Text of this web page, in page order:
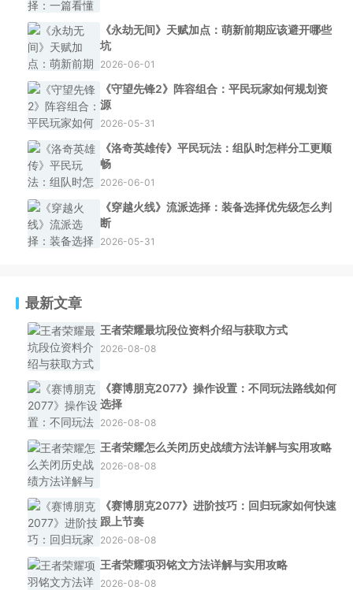
《永劫无间》天赋加点：萌新前期应该避开哪些
坑
2026-06-01
《守望先锋2》阵容组合：平民玩家如何规划资
源
2026-05-31
《洛奇英雄传》平民玩法：组队时怎样分工更顺
畅
2026-06-01
《穿越火线》流派选择：装备选择优先级怎么判
断
2026-05-31
最新文章
王者荣耀最坑段位资料介绍与获取方式
2026-08-08
《赛博朋克2077》操作设置：不同玩法路线如何
选择
2026-08-08
王者荣耀怎么关闭历史战绩方法详解与实用攻略
2026-08-08
《赛博朋克2077》进阶技巧：回归玩家如何快速
跟上节奏
2026-08-08
王者荣耀项羽铭文方法详解与实用攻略
2026-08-08